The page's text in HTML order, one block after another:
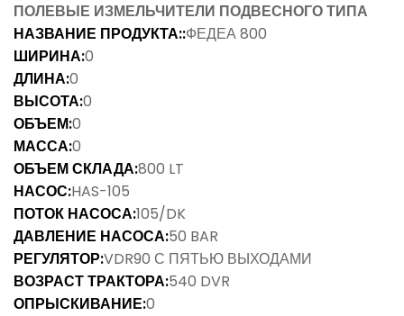
ПОЛЕВЫЕ ИЗМЕЛЬЧИТЕЛИ ПОДВЕСНОГО ТИПА
НАЗВАНИЕ ПРОДУКТА::ФЕДЕА 800
ШИРИНА:0
ДЛИНА:0
ВЫСОТА:0
ОБЪЕМ:0
МАССА:0
ОБЪЕМ СКЛАДА:800 LT
НАСОС:HAS-105
ПОТОК НАСОСА:105/DK
ДАВЛЕНИЕ НАСОСА:50 BAR
РЕГУЛЯТОР:VDR90 С ПЯТЬЮ ВЫХОДАМИ
ВОЗРАСТ ТРАКТОРА:540 DVR
ОПРЫСКИВАНИЕ:0